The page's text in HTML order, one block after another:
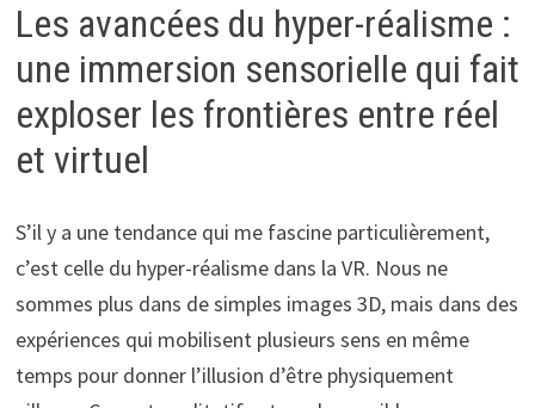
Les avancées du hyper-réalisme :
une immersion sensorielle qui fait
exploser les frontières entre réel
et virtuel
S’il y a une tendance qui me fascine particulièrement,
c’est celle du hyper-réalisme dans la VR. Nous ne
sommes plus dans de simples images 3D, mais dans des
expériences qui mobilisent plusieurs sens en même
temps pour donner l’illusion d’être physiquement